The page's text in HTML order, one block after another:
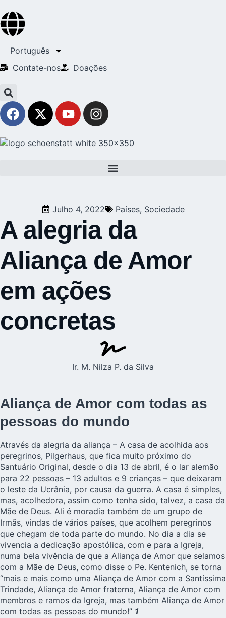
Português
Contate-nos
Doações
Julho 4, 2022 Países, Sociedade
A alegria da
Aliança de Amor
em ações
concretas
Ir. M. Nilza P. da Silva
Aliança de Amor com todas as
pessoas do mundo
Através da alegria da aliança – A casa de acolhida aos
peregrinos, Pilgerhaus, que fica muito próximo do
Santuário Original, desde o dia 13 de abril, é o lar alemão
para 22 pessoas – 13 adultos e 9 crianças – que deixaram
o leste da Ucrânia, por causa da guerra. A casa é simples,
mas, acolhedora, assim como tenha sido, talvez, a casa da
Mãe de Deus. Ali é moradia também de um grupo de
Irmãs, vindas de vários países, que acolhem peregrinos
que chegam de toda parte do mundo. No dia a dia se
vivencia a dedicação apostólica, com e para a Igreja,
numa bela vivência de que a Aliança de Amor que selamos
com a Mãe de Deus, como disse o Pe. Kentenich, se torna
“mais e mais como uma Aliança de Amor com a Santíssima
Trindade, Aliança de Amor fraterna, Aliança de Amor com
membros e ramos da Igreja, mas também Aliança de Amor
com todas as pessoas do mundo!” 1